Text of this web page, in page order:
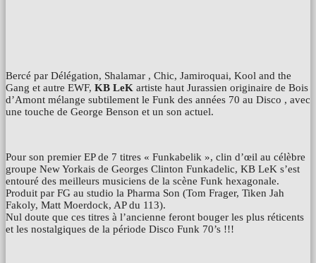
Bercé par Délégation, Shalamar , Chic, Jamiroquai, Kool and the
Gang et autre EWF, KB LeK artiste haut Jurassien originaire de Bois
d’Amont mélange subtilement le Funk des années 70 au Disco , avec
une touche de George Benson et un son actuel.
Pour son premier EP de 7 titres « Funkabelik », clin d’œil au célèbre
groupe New Yorkais de Georges Clinton Funkadelic, KB LeK s’est
entouré des meilleurs musiciens de la scène Funk hexagonale.
Produit par FG au studio la Pharma Son (Tom Frager, Tiken Jah
Fakoly, Matt Moerdock, AP du 113).
Nul doute que ces titres à l’ancienne feront bouger les plus réticents
et les nostalgiques de la période Disco Funk 70’s !!!